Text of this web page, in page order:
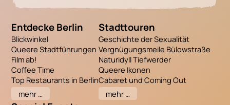
Entdecke Berlin
Blickwinkel
Queere Stadtführungen
Film ab!
Coffee Time
Top Restaurants in Berlin
mehr …
Stadttouren
Geschichte der Sexualität
Vergnügungsmeile Bülowstraße
Naturidyll Tiefwerder
Queere Ikonen
Cabaret und Coming Out
mehr …